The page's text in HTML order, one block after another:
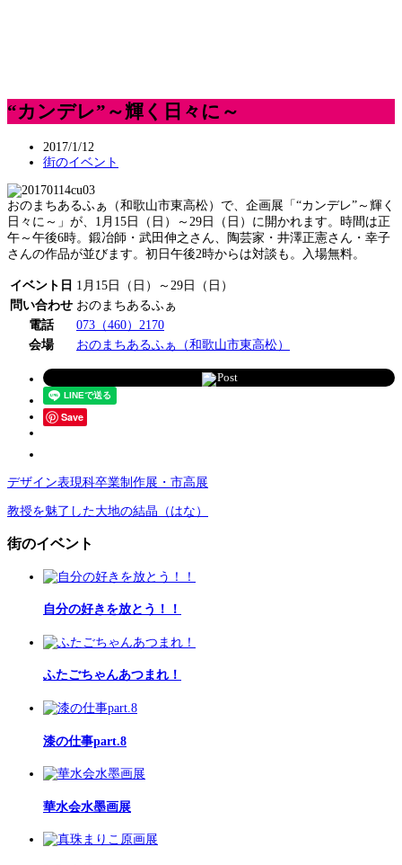
“カンデレ”～輝く日々に～
2017/1/12
街のイベント
おのまちあるふぁ（和歌山市東高松）で、企画展「“カンデレ”～輝く
日々に～」が、1月15日（日）～29日（日）に開かれます。時間は正
午～午後6時。鍛冶師・武田伸之さん、陶芸家・井澤正憲さん・幸子
さんの作品が並びます。初日午後2時からは対談も。入場無料。
イベント日 1月15日（日）～29日（日）
問い合わせ おのまちあるふぁ
電話
073（460）2170
会場
おのまちあるふぁ（和歌山市東高松）
Post
Save
デザイン表現科卒業制作展・市高展
教授を魅了した大地の結晶（はな）
街のイベント
自分の好きを放とう！！
ふたごちゃんあつまれ！
漆の仕事part.8
華水会水墨画展